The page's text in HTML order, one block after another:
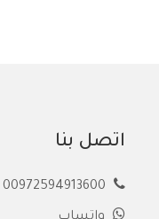
اتصل بنا